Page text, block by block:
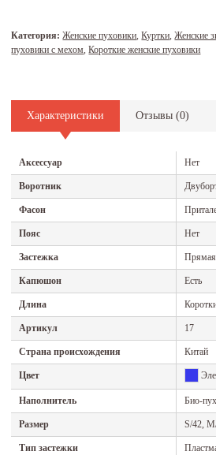
Категория:Женские пуховики,Куртки,Женские
пуховики с мехом,Короткие женские пуховики
Характеристики Отзывы (0)
Аксессуар Нет
Воротник
Фасон
Пояс Нет
Застежка Прямая
Капюшон Есть
Длина
Артикул 17
Страна происхождения Китай
Цвет
Наполнитель Био-пух
Размер S/42,
Тип застежки